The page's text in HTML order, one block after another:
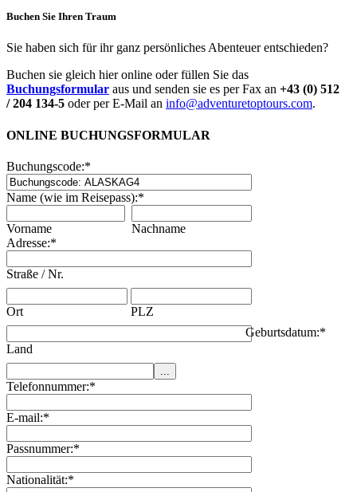
Buchen Sie Ihren Traum
Sie haben sich für ihr ganz persönliches Abenteuer entschieden?
Buchen sie gleich hier online oder füllen Sie das
Buchungsformular aus und senden sie es per Fax an +43 (0) 512
/ 204 134-5 oder per E-Mail an info@adventuretoptours.com.
ONLINE BUCHUNGSFORMULAR
Buchungscode:*
Name (wie im Reisepass):*
Vorname
Nachname
Adresse:*
Straße / Nr.
Ort PLZ
Land
Geburtsdatum:*
Telefonnummer:*
E-mail:*
Passnummer:*
Nationalität:*